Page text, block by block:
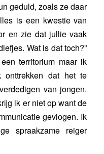
geduld, zoals ze daar
is een kwestie van
en zie dat jullie vaak
Wat is dat toch?”
territorium maar ik
dat het te
van jongen.
ik er niet op want de
gevlogen. Ik
spraakzame reiger